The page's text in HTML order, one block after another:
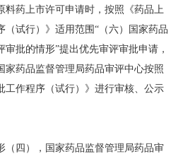
料药上市许可申请时，按照《药品上
（试行）》适用范围“（六）国家药品
批的情形”提出优先审评审批申请，
家药品监督管理局药品审评中心按照
工作程序（试行）》进行审核、公示
四），国家药品监督管理局药品审